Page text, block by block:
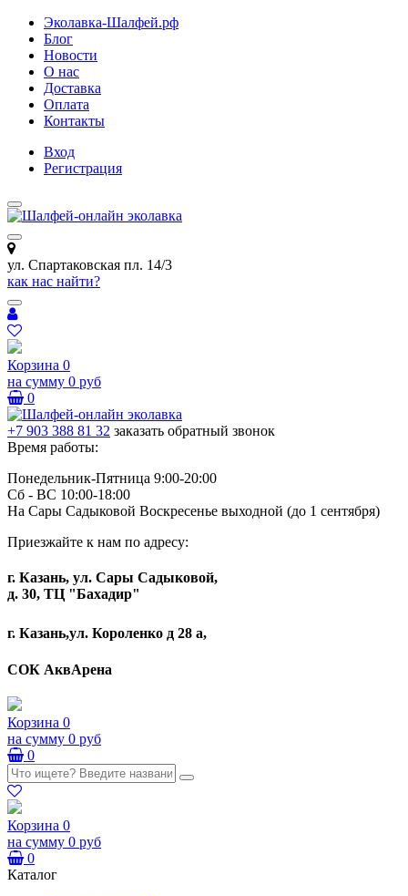
Эколавка-Шалфей.рф
Блог
Новости
О нас
Доставка
Оплата
Контакты
Вход
Регистрация
ул. Спартаковская пл. 14/3
как нас найти?
Корзина 0
на сумму 0 руб
0
+7 903 388 81 32 заказать обратный звонок
Время работы:
Понедельник-Пятница 9:00-20:00
Сб - ВС 10:00-18:00
На Сары Садыковой Воскресенье выходной (до 1 сентября)
Приезжайте к нам по адресу:
г. Казань, ул. Сары Садыковой,
д. 30, ТЦ "Бахадир"
г. Казань,ул. Короленко д 28 а,
СОК АквАрена
Корзина 0
на сумму 0 руб
0
Корзина 0
на сумму 0 руб
0
Каталог